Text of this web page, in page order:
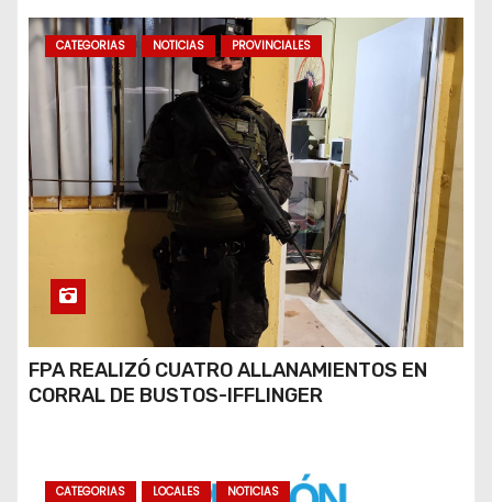
CATEGORIAS NOTICIAS PROVINCIALES
FPA REALIZÓ CUATRO ALLANAMIENTOS EN
CORRAL DE BUSTOS-IFFLINGER
CATEGORIAS LOCALES NOTICIAS